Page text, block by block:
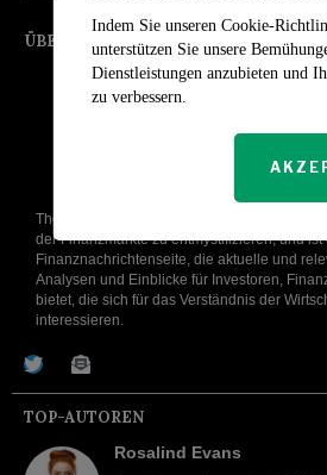
ÜBER UNS
The Markets Watch wurde mit dem Ziel
der Finanzmärkte zu entmystifizieren, und
Finanznachrichtenseite, die aktuelle und
Analysen und Einblicke für Investoren,
bietet, die sich für das Verständnis der
interessieren.
TOP-AUTOREN
Rosalind Evans
Indem Sie unseren Cookie-
unterstützen Sie unsere
Dienstleistungen anzubieten und
zu verbessern.